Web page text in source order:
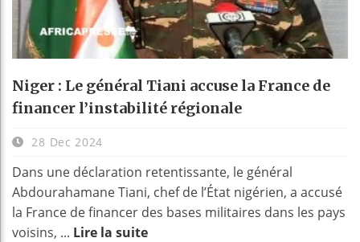
Niger : Le général Tiani accuse la France de
financer l’instabilité régionale
28 Dec 2024
Dans une déclaration retentissante, le général
Abdourahamane Tiani, chef de l’État nigérien, a accusé
la France de financer des bases militaires dans les pays
voisins, ... Lire la suite